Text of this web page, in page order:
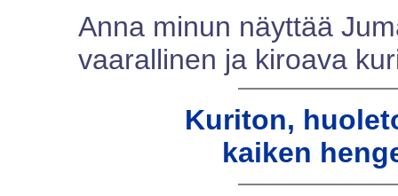
Anna minun näyttää
vaarallinen ja kiroava
Kuriton,
kaiken